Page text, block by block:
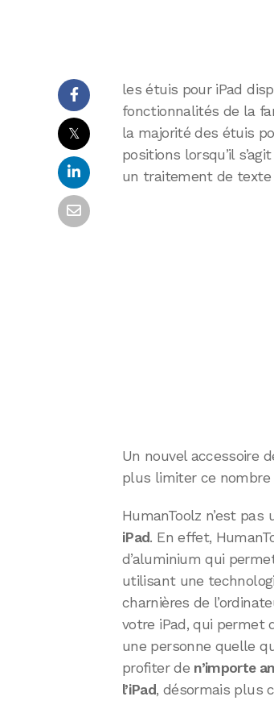
𝕏
les étuis pour iPad
fonctionnalités de la
la majorité des étuis
positions lorsqu’il
un traitement de texte
Un nouvel accessoire
plus limiter ce nombre
HumanToolz n’est
iPad. En effet,
d’aluminium qui
utilisant une
charnières de
votre iPad, qui permet
une personne quelle
profiter de n’importe
l’iPad, désormais plus